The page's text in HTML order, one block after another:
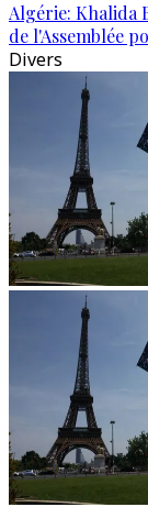
Algérie: Khalida
de l'Assemblée
Divers